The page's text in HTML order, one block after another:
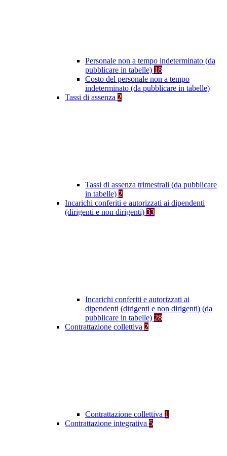
Personale non a tempo indeterminato (da
pubblicare in tabelle) 18
Costo del personale non a tempo
indeterminato (da pubblicare in tabelle)
Tassi di assenza 2
Tassi di assenza trimestrali (da pubblicare
in tabelle) 2
Incarichi conferiti e autorizzati ai dipendenti
(dirigenti e non dirigenti) 33
Incarichi conferiti e autorizzati ai
dipendenti (dirigenti e non dirigenti) (da
pubblicare in tabelle) 28
Contrattazione collettiva 2
Contrattazione collettiva 1
Contrattazione integrativa 5